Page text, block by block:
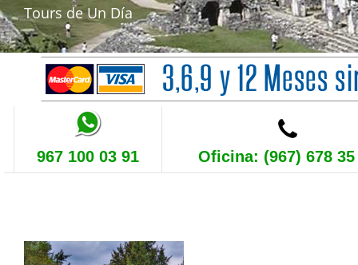
Tours de Un Día
967 100 03 91 Oficina: (967) 678 35